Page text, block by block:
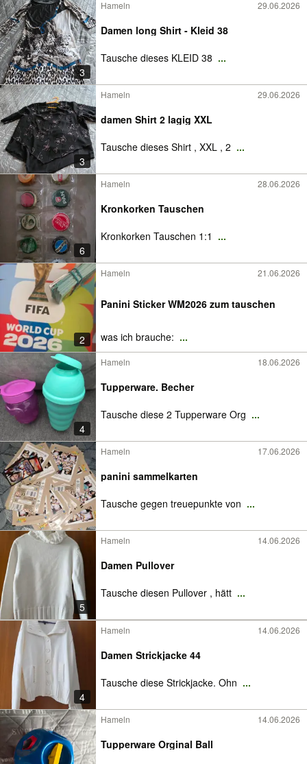
3
Hameln 29.06.2026
Damen long Shirt - Kleid 38
Tausche dieses KLEID 38 ...
3
Hameln 29.06.2026
damen Shirt 2 lagig XXL
Tausche dieses Shirt , XXL , 2 ...
6
Hameln 28.06.2026
Kronkorken Tauschen
Kronkorken Tauschen 1:1 ...
2
Hameln 21.06.2026
Panini Sticker WM2026 zum tauschen
was ich brauche: ...
4
Hameln 18.06.2026
Tupperware. Becher
Tausche diese 2 Tupperware Org ...
Hameln 17.06.2026
panini sammelkarten
Tausche gegen treuepunkte von ...
5
Hameln 14.06.2026
Damen Pullover
Tausche diesen Pullover , hätt ...
4
Hameln 14.06.2026
Damen Strickjacke 44
Tausche diese Strickjacke. Ohn ...
Hameln 14.06.2026
Tupperware Orginal Ball